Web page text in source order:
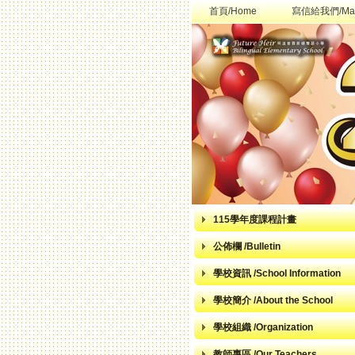
首頁/Home 寫信給我們/
115學年度課程計畫
公佈欄 /Bulletin
學校資訊 /School Information
學校簡介 /About the School
學校組織 /Organization